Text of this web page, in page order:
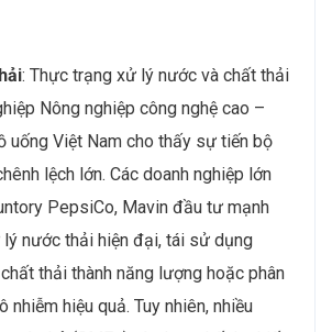
: Thực trạng xử lý nước và chất thải
Nông nghiệp công nghệ cao –
uống Việt Nam cho thấy sự tiến bộ
lệch lớn. Các doanh nghiệp lớn
PepsiCo, Mavin đầu tư mạnh
lý nước thải hiện đại, tái sử dụng
thải thành năng lượng hoặc phân
nhiễm hiệu quả. Tuy nhiên, nhiều